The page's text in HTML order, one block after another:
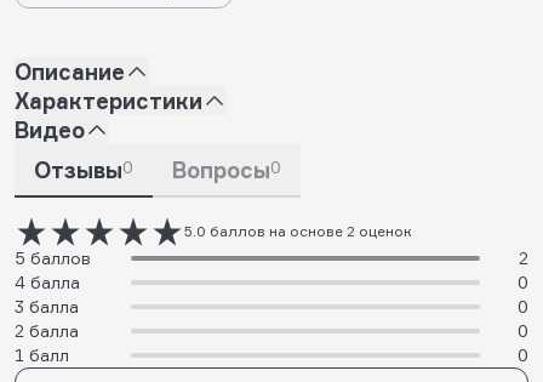
Описание
Характеристики
Видео
Отзывы0 Вопросы0
5.0 баллов на основе 2 оценок
5 баллов
2
4 балла
0
3 балла
0
2 балла
0
1 балл
0